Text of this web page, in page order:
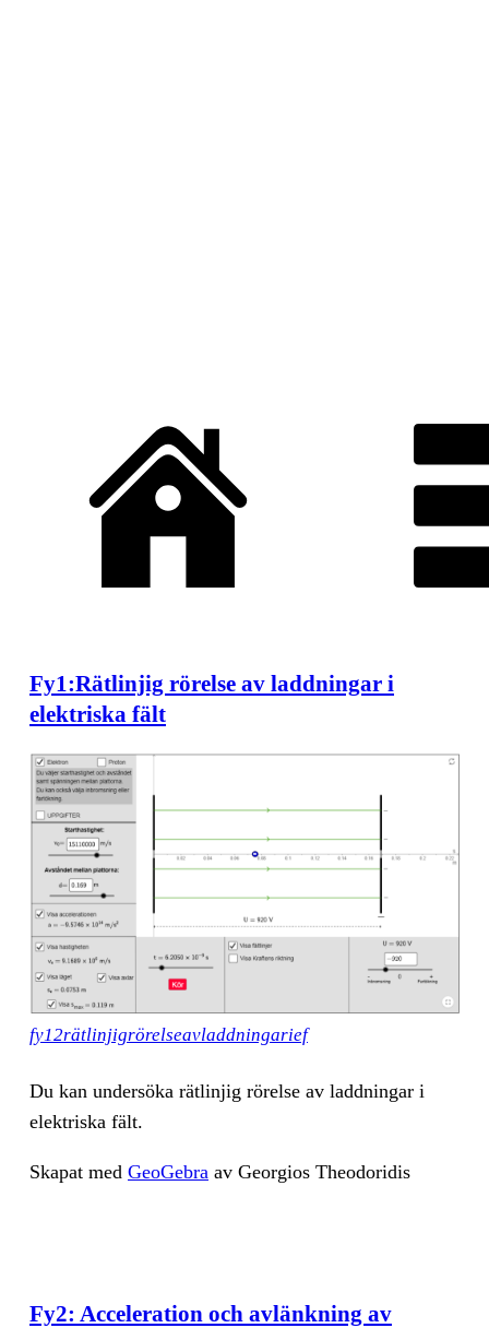
Fy1:Rätlinjig rörelse av laddningar i
elektriska fält
fy12rätlinjigrörelseavladdningarief
Du kan un­der­sö­ka rät­lin­jig rö­rel­se av ladd­ning­ar i
elekt­ris­ka fält.
Ska­pat med Geo­Ge­bra av Ge­or­gi­os The­odo­ri­dis
Fy2: Acceleration och avlänkning av